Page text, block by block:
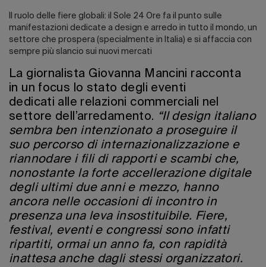
Il ruolo delle fiere globali: il Sole 24 Ore fa il punto sulle
manifestazioni dedicate a design e arredo in tutto il mondo, un
settore che prospera (specialmente in Italia) e si affaccia con
sempre più slancio sui nuovi mercati
La giornalista Giovanna Mancini racconta
in un focus lo stato degli eventi
dedicati alle relazioni commerciali nel
settore dell’arredamento. “Il design italiano
sembra ben intenzionato a proseguire il
suo percorso di internazionalizzazione e
riannodare i fili di rapporti e scambi che,
nonostante la forte accellerazione digitale
degli ultimi due anni e mezzo, hanno
ancora nelle occasioni di incontro in
presenza una leva insostituibile. Fiere,
festival, eventi e congressi sono infatti
ripartiti, ormai un anno fa, con rapidità
inattesa anche dagli stessi organizzatori.